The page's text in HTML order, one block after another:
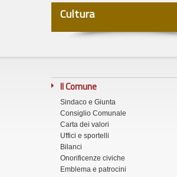
Cultura
Il Comune
Sindaco e Giunta
Consiglio Comunale
Carta dei valori
Uffici e sportelli
Bilanci
Onorificenze civiche
Emblema e patrocini